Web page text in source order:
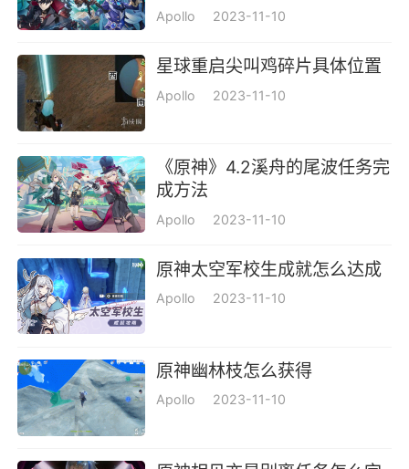
Apollo 2023-11-10
星球重启尖叫鸡碎片具体位置
Apollo 2023-11-10
《原神》4.2溪舟的尾波任务完
成方法
Apollo 2023-11-10
原神太空军校生成就怎么达成
Apollo 2023-11-10
原神幽林枝怎么获得
Apollo 2023-11-10